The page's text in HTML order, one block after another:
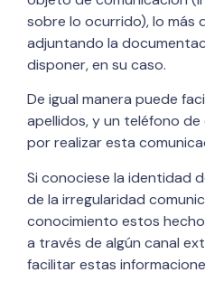
sobre lo ocurrido), lo más
adjuntando la
disponer, en su caso.
De igual manera puede
apellidos, y un teléfono
por realizar esta
Si conociese la identidad
de la irregularidad
conocimiento estos
a través de algún canal
facilitar estas